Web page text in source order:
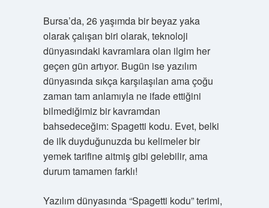
Bursa’da, 26 yaşımda bir beyaz yaka
olarak çalışan biri olarak, teknoloji
dünyasındaki kavramlara olan ilgim her
geçen gün artıyor. Bugün ise yazılım
dünyasında sıkça karşılaşılan ama çoğu
zaman tam anlamıyla ne ifade ettiğini
bilmediğimiz bir kavramdan
bahsedeceğim: Spagetti kodu. Evet, belki
de ilk duyduğunuzda bu kelimeler bir
yemek tarifine aitmiş gibi gelebilir, ama
durum tamamen farklı!
Yazılım dünyasında “Spagetti kodu” terimi,